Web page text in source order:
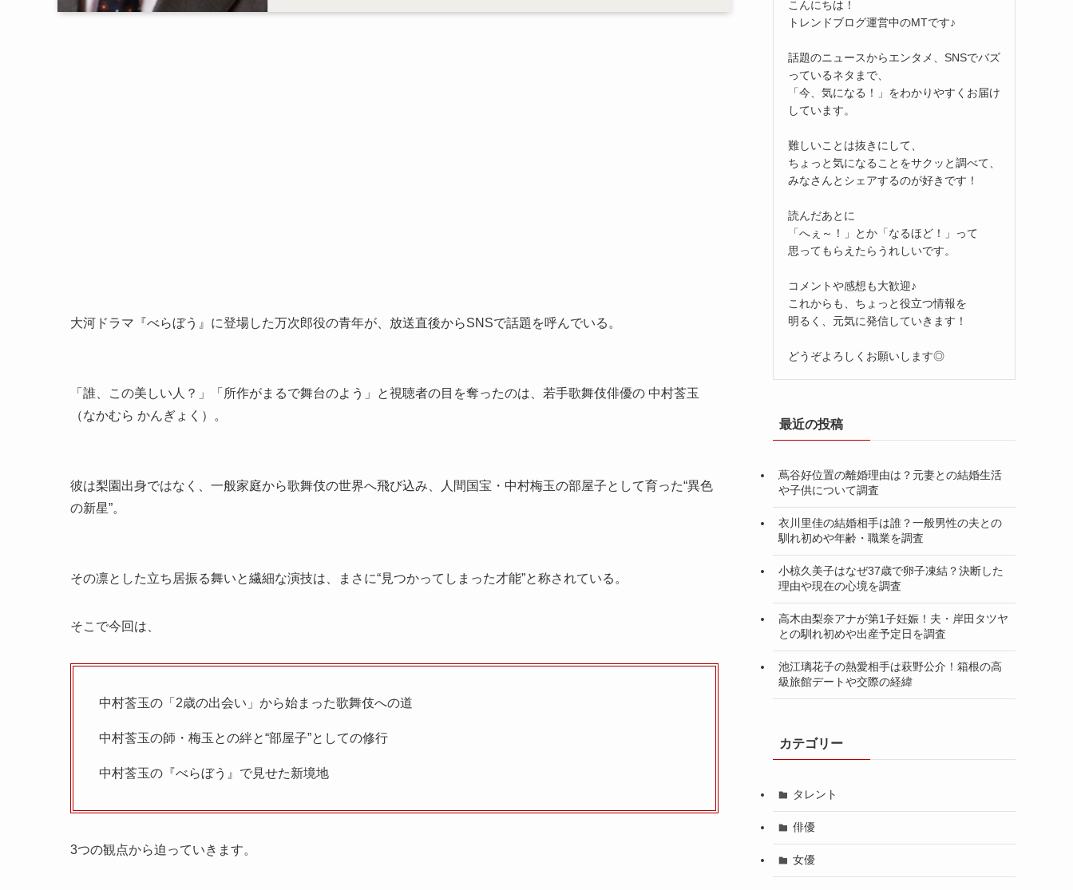
大河ドラマ『べらぼう』に登場した万次郎役の青年が、放送直後からSNSで話題を呼んでいる。
「誰、この美しい人？」「所作がまるで舞台のよう」と視聴者の目を奪ったのは、若手歌舞伎俳優の 中村莟玉
（なかむら かんぎょく）。
彼は梨園出身ではなく、一般家庭から歌舞伎の世界へ飛び込み、人間国宝・中村梅玉の部屋子として育った“異色
の新星”。
その凛とした立ち居振る舞いと繊細な演技は、まさに“見つかってしまった才能”と称されている。
そこで今回は、
中村莟玉の「2歳の出会い」から始まった歌舞伎への道
中村莟玉の師・梅玉との絆と“部屋子”としての修行
中村莟玉の『べらぼう』で見せた新境地
3つの観点から迫っていきます。
こんにちは！
トレンドブログ運営中のMTです♪
話題のニュースからエンタメ、SNSでバズ
っているネタまで、
「今、気になる！」をわかりやすくお届け
しています。
難しいことは抜きにして、
ちょっと気になることをサクッと調べて、
みなさんとシェアするのが好きです！
読んだあとに
「へぇ～！」とか「なるほど！」って
思ってもらえたらうれしいです。
コメントや感想も大歓迎♪
これからも、ちょっと役立つ情報を
明るく、元気に発信していきます！
どうぞよろしくお願いします◎
最近の投稿
蔦谷好位置の離婚理由は？元妻との結婚生活
や子供について調査
衣川里佳の結婚相手は誰？一般男性の夫との
馴れ初めや年齢・職業を調査
小椋久美子はなぜ37歳で卵子凍結？決断した
理由や現在の心境を調査
高木由梨奈アナが第1子妊娠！夫・岸田タツヤ
との馴れ初めや出産予定日を調査
池江璃花子の熱愛相手は萩野公介！箱根の高
級旅館デートや交際の経緯
カテゴリー
タレント
俳優
女優